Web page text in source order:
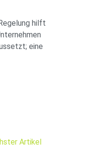
hilft
eine
Artikel